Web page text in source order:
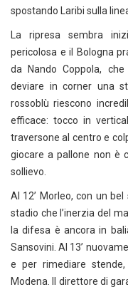
spostando Laribi sulla
La ripresa sembra
pericolosa e il Bologna
da Nando Coppola,
deviare in corner una
rossoblù riescono
efficace: tocco in
traversone al centro e
giocare a pallone non è
sollievo.
Al 12’ Morleo, con un
stadio che l’inerzia del
la difesa è ancora in
Sansovini. Al 13’
e per rimediare stende,
Modena. Il direttore di